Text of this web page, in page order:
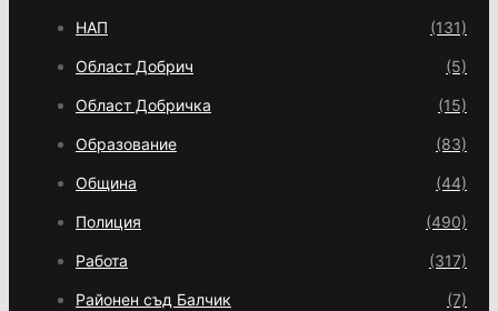
НАП (131)
Област Добрич (5)
Област Добричка (15)
Образование (83)
Община (44)
Полиция (490)
Работа (317)
Районен съд Балчик (7)